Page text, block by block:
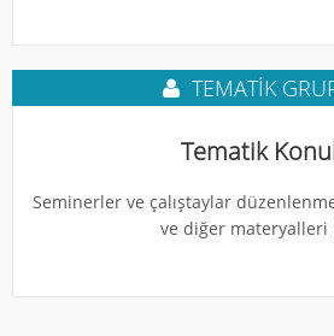
TEMATIK
Tematik
Seminerler ve çalıştaylar
ve diğer materyalleri